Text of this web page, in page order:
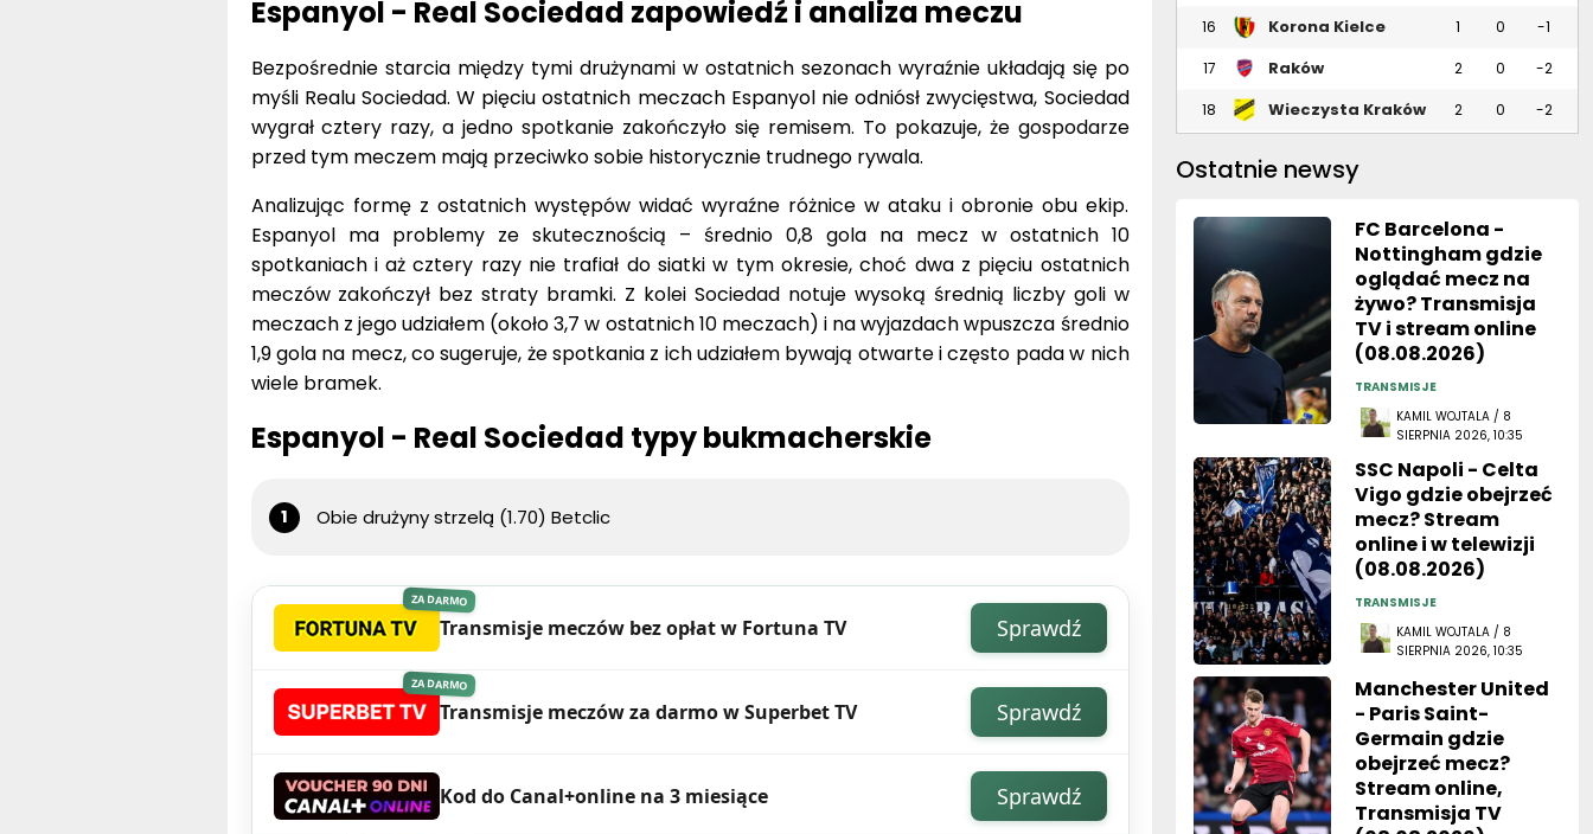
Espanyol - Real Sociedad zapowiedź i analiza meczu
Bezpośrednie starcia między tymi drużynami w ostatnich sezonach wyraźnie układają się po
myśli Realu Sociedad. W pięciu ostatnich meczach Espanyol nie odniósł zwycięstwa, Sociedad
wygrał cztery razy, a jedno spotkanie zakończyło się remisem. To pokazuje, że gospodarze
przed tym meczem mają przeciwko sobie historycznie trudnego rywala.
Analizując formę z ostatnich występów widać wyraźne różnice w ataku i obronie obu ekip.
Espanyol ma problemy ze skutecznością – średnio 0,8 gola na mecz w ostatnich 10
spotkaniach i aż cztery razy nie trafiał do siatki w tym okresie, choć dwa z pięciu ostatnich
meczów zakończył bez straty bramki. Z kolei Sociedad notuje wysoką średnią liczby goli w
meczach z jego udziałem (około 3,7 w ostatnich 10 meczach) i na wyjazdach wpuszcza średnio
1,9 gola na mecz, co sugeruje, że spotkania z ich udziałem bywają otwarte i często pada w nich
wiele bramek.
Espanyol - Real Sociedad typy bukmacherskie
Obie drużyny strzelą (1.70) Betclic
ZA DARMO
Transmisje meczów bez opłat w Fortuna TV Sprawdź
ZA DARMO
Transmisje meczów za darmo w Superbet TV Sprawdź
Kod do Canal+online na 3 miesiące Sprawdź
16 Korona Kielce 1 0 -1
17
Raków
2 0 -2
18 Wieczysta Kraków 2 0 -2
Ostatnie newsy
FC Barcelona -
Nottingham gdzie
oglądać mecz na
żywo? Transmisja
TV i stream online
(08.08.2026)
TRANSMISJE
KAMIL WOJTALA / 8
SIERPNIA 2026, 10:35
SSC Napoli - Celta
Vigo gdzie obejrzeć
mecz? Stream
online i w telewizji
(08.08.2026)
TRANSMISJE
KAMIL WOJTALA / 8
SIERPNIA 2026, 10:35
Manchester United
- Paris Saint-
Germain gdzie
obejrzeć mecz?
Stream online,
Transmisja TV